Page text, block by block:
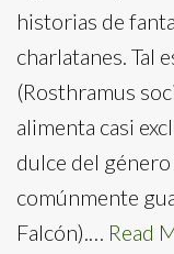
historias de
charlatanes. Tal
(Rosthramus
alimenta casi
dulce del género
comúnmente
Falcón).… Read